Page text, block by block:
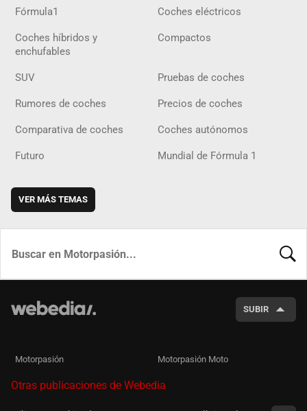
Fórmula1 Coches eléctricos
Coches híbridos y
enchufables
Compactos
SUV Pruebas de coches
Rumores de coches Precios de coches
Comparativa de coches Coches autónomos
Futuro Mundial de Fórmula 1
VER MÁS TEMAS
SUBIR
Motorpasión Motorpasión Moto
Otras publicaciones de Webedia